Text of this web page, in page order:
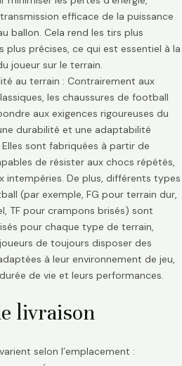
efficace de la puissance
ballon. Cela rend les tirs plus
plus précises, ce qui est essentiel à la
joueur sur le terrain.
au terrain : Contrairement aux
les chaussures de football
aux exigences rigoureuses du
durabilité et une adaptabilité
sont fabriquées à partir de
de résister aux chocs répétés,
intempéries. De plus, différents types
(par exemple, FG pour terrain dur,
TF pour crampons brisés) sont
pour chaque type de terrain,
de toujours disposer des
à leur environnement de jeu,
de vie et leurs performances.
livraison
selon l’emplacement :